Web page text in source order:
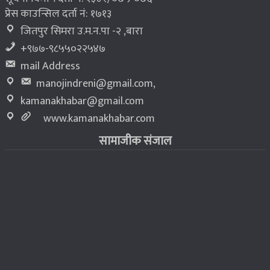
प्रेस काउन्सिल दर्ता नं: १७१३
जितपुर सिमरा उ.म.न.पा -२ ,बारा
+९७७-९८५५०२२५४७
mail Address
manojindreni@gmail.com,
kamanakhabar@gmail.com
www.kamanakhabar.com
सामाजीक संजाल